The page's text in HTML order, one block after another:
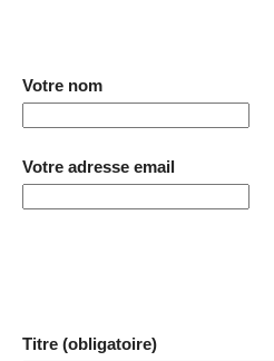
Votre nom
Votre adresse email
Titre (obligatoire)